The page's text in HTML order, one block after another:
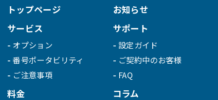
トップページ
サービス
オプション
番号ポータビリティ
ご注意事項
料金
お知らせ
サポート
設定ガイド
ご契約中のお客様
FAQ
コラム